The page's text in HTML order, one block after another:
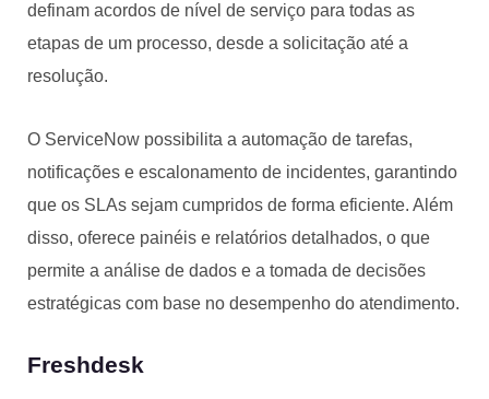
definam acordos de nível de serviço para todas as
etapas de um processo, desde a solicitação até a
resolução.
O ServiceNow possibilita a automação de tarefas,
notificações e escalonamento de incidentes, garantindo
que os SLAs sejam cumpridos de forma eficiente. Além
disso, oferece painéis e relatórios detalhados, o que
permite a análise de dados e a tomada de decisões
estratégicas com base no desempenho do atendimento.
Freshdesk